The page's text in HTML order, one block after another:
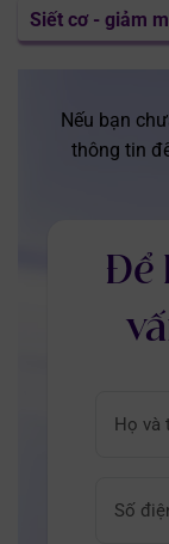
Siết cơ - giảm
Nếu bạn
thông tin
Để